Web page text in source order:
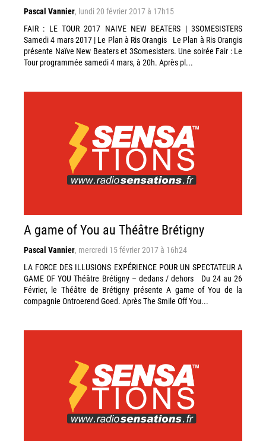
Pascal Vannier, lundi 20 février 2017 à 17h15
FAIR : LE TOUR 2017 NAIVE NEW BEATERS | 3SOMESISTERS
Samedi 4 mars 2017 | Le Plan à Ris Orangis Le Plan à Ris Orangis
présente Naïve New Beaters et 3Somesisters. Une soirée Fair : Le
Tour programmée samedi 4 mars, à 20h. Après pl...
A game of You au Théâtre Brétigny
Pascal Vannier, mercredi 15 février 2017 à 16h24
LA FORCE DES ILLUSIONS EXPÉRIENCE POUR UN SPECTATEUR A
GAME OF YOU Théâtre Brétigny – dedans / dehors Du 24 au 26
Février, le Théâtre de Brétigny présente A game of You de la
compagnie Ontroerend Goed. Après The Smile Off You...